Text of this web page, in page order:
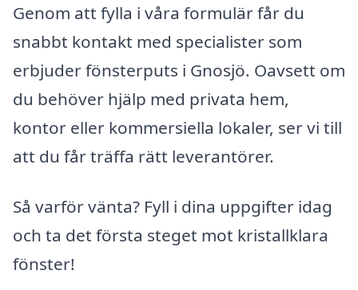
Genom att fylla i våra formulär får du
snabbt kontakt med specialister som
erbjuder fönsterputs i Gnosjö. Oavsett om
du behöver hjälp med privata hem,
kontor eller kommersiella lokaler, ser vi till
att du får träffa rätt leverantörer.
Så varför vänta? Fyll i dina uppgifter idag
och ta det första steget mot kristallklara
fönster!